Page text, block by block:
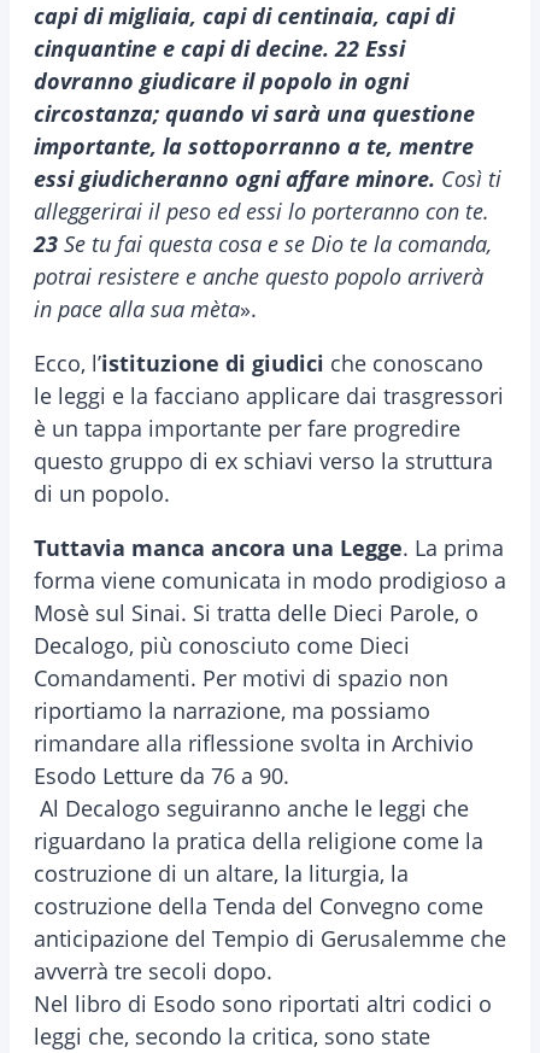
capi di migliaia, capi di centinaia, capi di
cinquantine e capi di decine. 22 Essi
dovranno giudicare il popolo in ogni
circostanza; quando vi sarà una questione
importante, la sottoporranno a te, mentre
essi giudicheranno ogni affare minore. Così ti
alleggerirai il peso ed essi lo porteranno con te.
23 Se tu fai questa cosa e se Dio te la comanda,
potrai resistere e anche questo popolo arriverà
in pace alla sua mèta».
Ecco, l’istituzione di giudici che conoscano
le leggi e la facciano applicare dai trasgressori
è un tappa importante per fare progredire
questo gruppo di ex schiavi verso la struttura
di un popolo.
Tuttavia manca ancora una Legge. La prima
forma viene comunicata in modo prodigioso a
Mosè sul Sinai. Si tratta delle Dieci Parole, o
Decalogo, più conosciuto come Dieci
Comandamenti. Per motivi di spazio non
riportiamo la narrazione, ma possiamo
rimandare alla riflessione svolta in Archivio
Esodo Letture da 76 a 90.
Al Decalogo seguiranno anche le leggi che
riguardano la pratica della religione come la
costruzione di un altare, la liturgia, la
costruzione della Tenda del Convegno come
anticipazione del Tempio di Gerusalemme che
avverrà tre secoli dopo.
Nel libro di Esodo sono riportati altri codici o
leggi che, secondo la critica, sono state